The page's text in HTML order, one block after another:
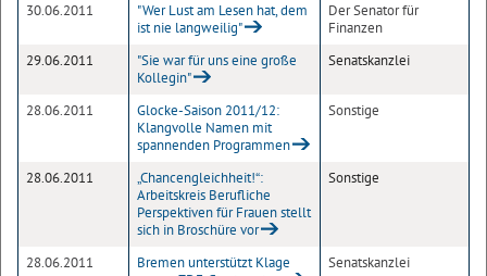
30.06.2011
"Wer Lust am Lesen hat, dem
ist nie langweilig"
Der Senator für
Finanzen
29.06.2011
"Sie war für uns eine große
Kollegin"
Senatskanzlei
28.06.2011
Glocke-Saison 2011/12:
Klangvolle Namen mit
spannenden Programmen
Sonstige
28.06.2011
„Chancengleichheit!“:
Arbeitskreis Berufliche
Perspektiven für Frauen stellt
sich in Broschüre vor
Sonstige
28.06.2011
Bremen unterstützt Klage
Senatskanzlei